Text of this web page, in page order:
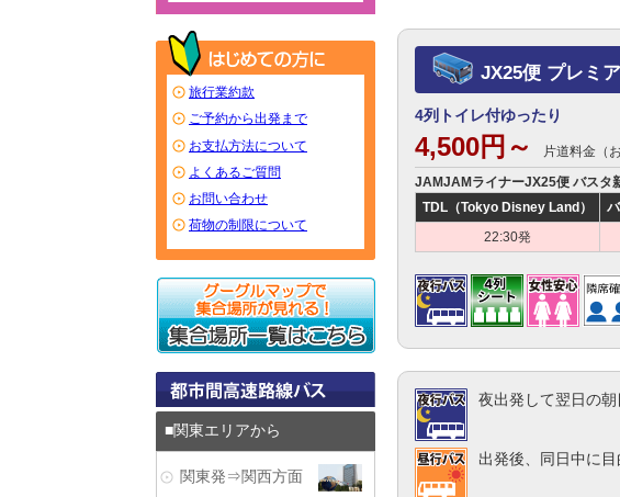
JX25便 プレミ
4列トイレ付ゆったり
4,500円～ 片道料金（
JAMJAMライナーJX25便 バス
TDL（Tokyo Disney Land）
22:30発
夜出発して翌日の朝
出発後、同日中に目
旅行業約款
ご予約から出発まで
お支払方法について
よくあるご質問
お問い合わせ
荷物の制限について
関東エリアから
関東発⇒関西方面